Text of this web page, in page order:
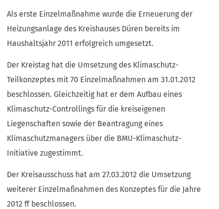
Als erste Einzelmaßnahme wurde die Erneuerung der
Heizungsanlage des Kreishauses Düren bereits im
Haushaltsjahr 2011 erfolgreich umgesetzt.
Der Kreistag hat die Umsetzung des Klimaschutz-
Teilkonzeptes mit 70 Einzelmaßnahmen am 31.01.2012
beschlossen. Gleichzeitig hat er dem Aufbau eines
Klimaschutz-Controllings für die kreiseigenen
Liegenschaften sowie der Beantragung eines
Klimaschutzmanagers über die BMU-Klimaschutz-
Initiative zugestimmt.
Der Kreisausschuss hat am 27.03.2012 die Umsetzung
weiterer Einzelmaßnahmen des Konzeptes für die Jahre
2012 ff beschlossen.